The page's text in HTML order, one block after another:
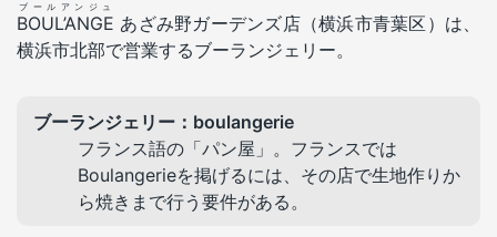
BOUL’ANGE
ブールアンジュ
あざみ野ガーデンズ店（横浜市青葉区）は、
横浜市北部で営業するブーランジェリー。
ブーランジェリー：boulangerie
フランス語の「パン屋」。フランスでは
Boulangerieを掲げるには、その店で生地作りか
ら焼きまで行う要件がある。